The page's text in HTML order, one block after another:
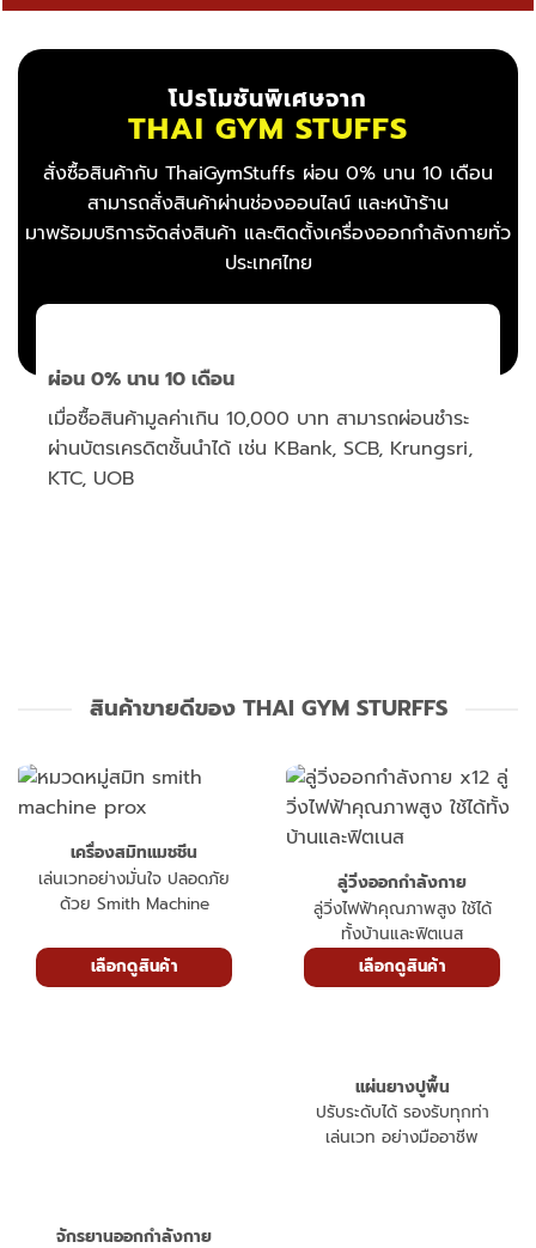
THAI GYM STUFFS
สั่งซื้อสินค้ากับ ThaiGymStuffs ผ่อน 0% นาน 10 เดือน
สามารถสั่งสินค้าผ่านช่องออนไลน์ และหน้าร้าน
มาพร้อมบริการจัดส่งสินค้า และติดตั้งเครื่องออกกำลังกายทั่ว
ประเทศไทย
เมื่อซื้อสินค้ามูลค่าเกิน 10,000 บาท สามารถผ่อนชำระ
ผ่านบัตรเครดิตชั้นนำได้ เช่น KBank, SCB, Krungsri,
KTC, UOB
เครื่องสมิทแมชชีน
เล่นเวทอย่างมั่นใจ ปลอดภัย
ด้วย Smith Machine
ลู่วิ่งไฟฟ้าคุณภาพสูง ใช้ได้
ทั้งบ้านและฟิตเนส
เลือกดูสินค้า
ปรับระดับได้ รองรับทุกท่า
เล่นเวท อย่างมืออาชีพ